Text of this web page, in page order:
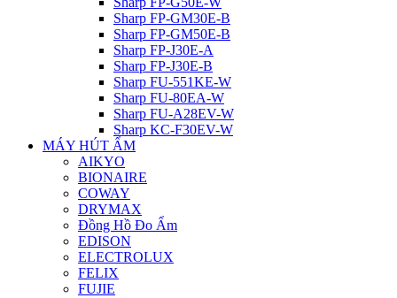
Sharp FP-GM30E-B
Sharp FP-GM50E-B
Sharp FP-J30E-A
Sharp FP-J30E-B
Sharp FU-551KE-W
Sharp FU-80EA-W
Sharp FU-A28EV-W
Sharp KC-F30EV-W
MÁY HÚT ẨM
AIKYO
BIONAIRE
COWAY
DRYMAX
Đồng Hồ Đo Ẩm
EDISON
ELECTROLUX
FELIX
FUJIE